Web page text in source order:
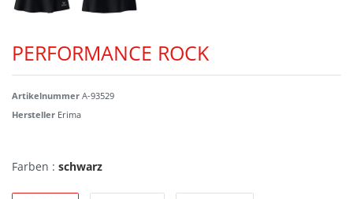
PERFORMANCE ROCK
Artikelnummer A-93529
Hersteller Erima
Farben : schwarz